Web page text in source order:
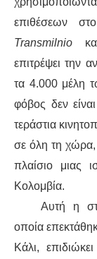
επιθέσεων
Transmilnio
επιτρέψει την
τα 4.000 μέλη
φόβος δεν
τεράστια
σε όλη τη χώρα,
πλαίσιο μιας
Κολομβία.
Αυτή η
οποία επεκτά
Κάλι,